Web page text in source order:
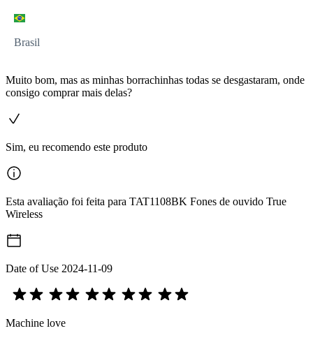
Brasil
Muito bom, mas as minhas borrachinhas todas se desgastaram, onde
consigo comprar mais delas?
Sim, eu recomendo este produto
Esta avaliação foi feita para TAT1108BK Fones de ouvido True
Wireless
Date of Use 2024-11-09
Machine love